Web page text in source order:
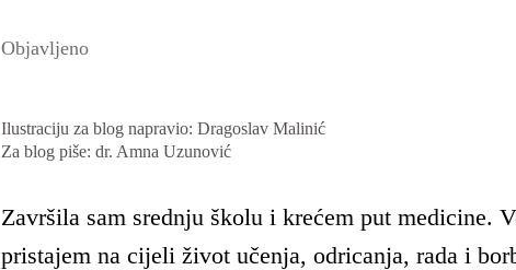
Objavljeno
Ilustraciju za blog napravio: Dragoslav Malinić
Za blog piše: dr. Amna Uzunović
Završila sam srednju školu i krećem put medicine.
pristajem na cijeli život učenja, odricanja, rada i